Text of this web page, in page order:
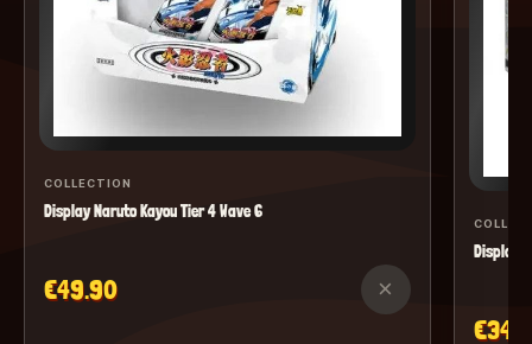
COLLECTION
Display Naruto Kayou Tier 4 Wave 6
€49.90 ×
Display